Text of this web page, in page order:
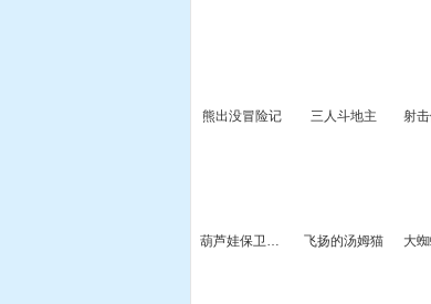
熊出没冒险记 三人斗地主
葫芦娃保卫战无敌版 飞扬的汤姆猫